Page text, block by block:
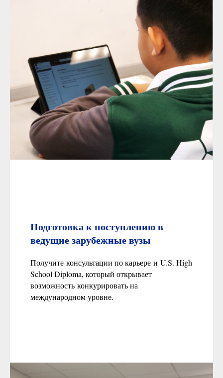
Подготовка к поступлению в
ведущие зарубежные вузы
Получите консультации по карьере и U.S. High
School Diploma, который открывает
возможность конкурировать на
международном уровне.